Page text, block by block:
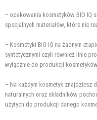
– opakowania kosmetyków BIO IQ
specjalnych materiałów, które nie
– Kosmetyki BIO IQ na żadnym
syntetycznymi czyli również linie
wyłącznie do produkcji
– Na każdym kosmetyk znajdziesz
naturalnych oraz składników
użytych do produkcji danego